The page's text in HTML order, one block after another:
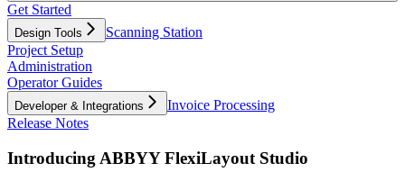
Get Started
Design Tools
Scanning Station
Project Setup
Administration
Operator Guides
Developer & Integrations
Invoice Processing
Release Notes
Introducing ABBYY FlexiLayout Studio